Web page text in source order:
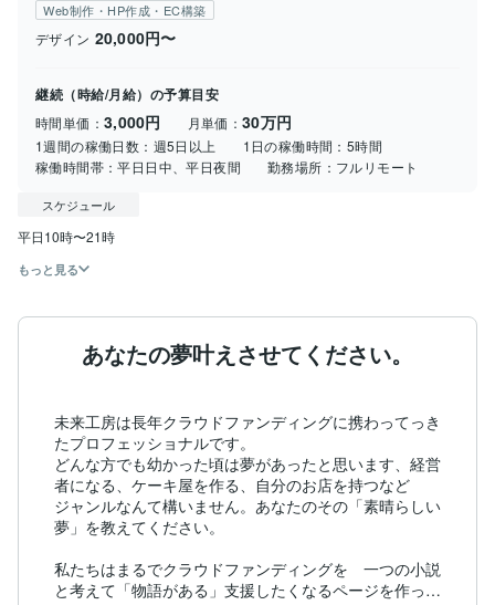
Web制作・HP作成・EC構築
デザイン 20,000円〜
継続（時給/月給）の予算目安
時間単価： 3,000円 月単価：30万円
1週間の稼働日数： 週5日以上 1日の稼働時間： 5時間
稼働時間帯：平日日中、平日夜間 勤務場所： フルリモート
スケジュール
もっと見る
あなたの夢叶えさせてください。
未来工房は長年クラウドファンディングに携わってっき
たプロフェッショナルです。
どんな方でも幼かった頃は夢があったと思います、経営
者になる、ケーキ屋を作る、自分のお店を持つなど
ジャンルなんて構いません。あなたのその「素晴らしい
夢」を教えてください。
私たちはまるでクラウドファンディングを　一つの小説
と考えて「物語がある」支援したくなるページを作って